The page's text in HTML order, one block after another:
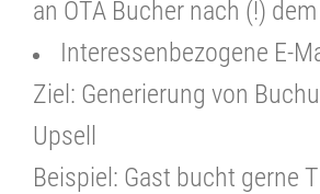
an OTA Bucher nach (!)
Interessenbezogene E-
Ziel: Generierung von
Upsell
Beispiel: Gast bucht gerne